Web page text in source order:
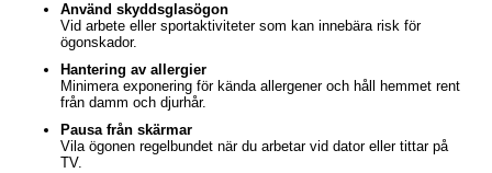
Använd skyddsglasögon
Vid arbete eller sportaktiviteter som kan innebära risk för
ögonskador.
Hantering av allergier
Minimera exponering för kända allergener och håll hemmet rent
från damm och djurhår.
Pausa från skärmar
Vila ögonen regelbundet när du arbetar vid dator eller tittar på
TV.